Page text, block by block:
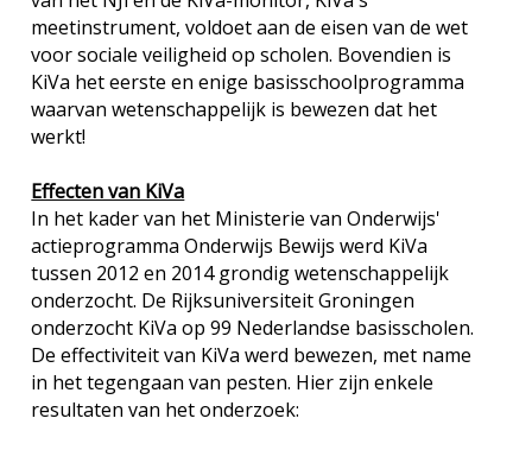
meetinstrument, voldoet aan de eisen van de wet
voor sociale veiligheid op scholen. Bovendien is
KiVa het eerste en enige basisschoolprogramma
waarvan wetenschappelijk is bewezen dat het
werkt!
Effecten van KiVa
In het kader van het Ministerie van Onderwijs'
actieprogramma Onderwijs Bewijs werd KiVa
tussen 2012 en 2014 grondig wetenschappelijk
onderzocht. De Rijksuniversiteit Groningen
onderzocht KiVa op 99 Nederlandse basisscholen.
De effectiviteit van KiVa werd bewezen, met name
in het tegengaan van pesten. Hier zijn enkele
resultaten van het onderzoek: